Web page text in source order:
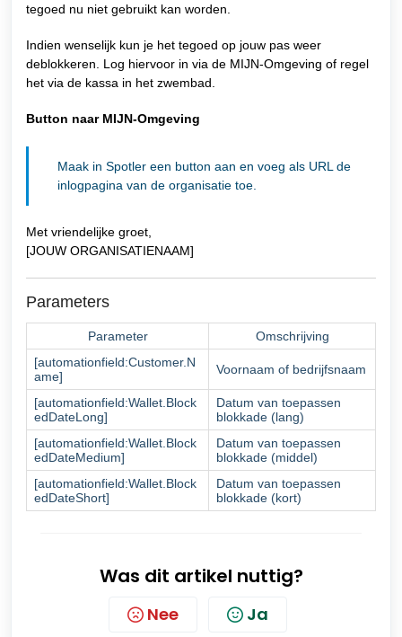
tegoed nu niet gebruikt kan worden.
Indien wenselijk kun je het tegoed op jouw pas weer
deblokkeren. Log hiervoor in via de MIJN-Omgeving of regel
het via de kassa in het zwembad.
Button naar MIJN-Omgeving
Maak in Spotler een button aan en voeg als URL de
inlogpagina van de organisatie toe.
Met vriendelijke groet,
[JOUW ORGANISATIENAAM]
Parameters
Parameter
Omschrijving
[automationfield:Customer.N
ame]
Voornaam of bedrijfsnaam
[automationfield:Wallet.Block
edDateLong]
Datum van toepassen
blokkade (lang)
[automationfield:Wallet.Block
edDateMedium]
Datum van toepassen
blokkade (middel)
[automationfield:Wallet.Block
edDateShort]
Datum van toepassen
blokkade (kort)
Was dit artikel nuttig?
Nee Ja